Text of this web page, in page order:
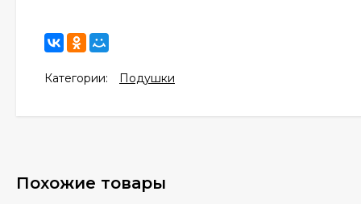
Категории: Подушки
Похожие товары